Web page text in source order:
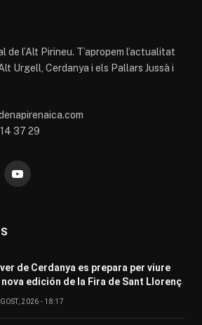
de l’Alt Pirineu. T’apropem l’actualitat
Urgell, Cerdanya i els Pallars Jussà i
37 29
YouTube
de Cerdanya es prepara per viure
nova edición de la Fira de Sant Llorenç
2026 - 18:17